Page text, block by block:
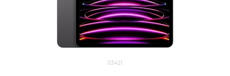
03421